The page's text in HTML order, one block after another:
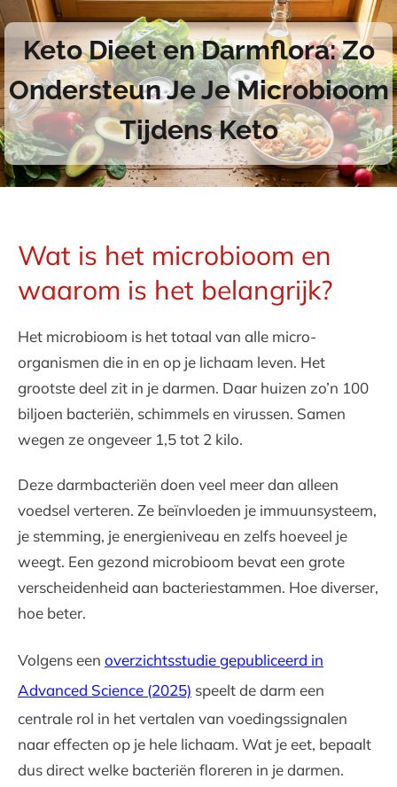
Keto Dieet en Darmflora: Zo
Ondersteun Je Je Microbioom
Tijdens Keto
Wat is het microbioom en
waarom is het belangrijk?
Het microbioom is het totaal van alle micro-
organismen die in en op je lichaam leven. Het
grootste deel zit in je darmen. Daar huizen zo’n 100
biljoen bacteriën, schimmels en virussen. Samen
wegen ze ongeveer 1,5 tot 2 kilo.
Deze darmbacteriën doen veel meer dan alleen
voedsel verteren. Ze beïnvloeden je immuunsysteem,
je stemming, je energieniveau en zelfs hoeveel je
weegt. Een gezond microbioom bevat een grote
verscheidenheid aan bacteriestammen. Hoe diverser,
hoe beter.
Volgens een overzichtsstudie gepubliceerd in
Advanced Science (2025) speelt de darm een
centrale rol in het vertalen van voedingssignalen
naar effecten op je hele lichaam. Wat je eet, bepaalt
dus direct welke bacteriën floreren in je darmen.